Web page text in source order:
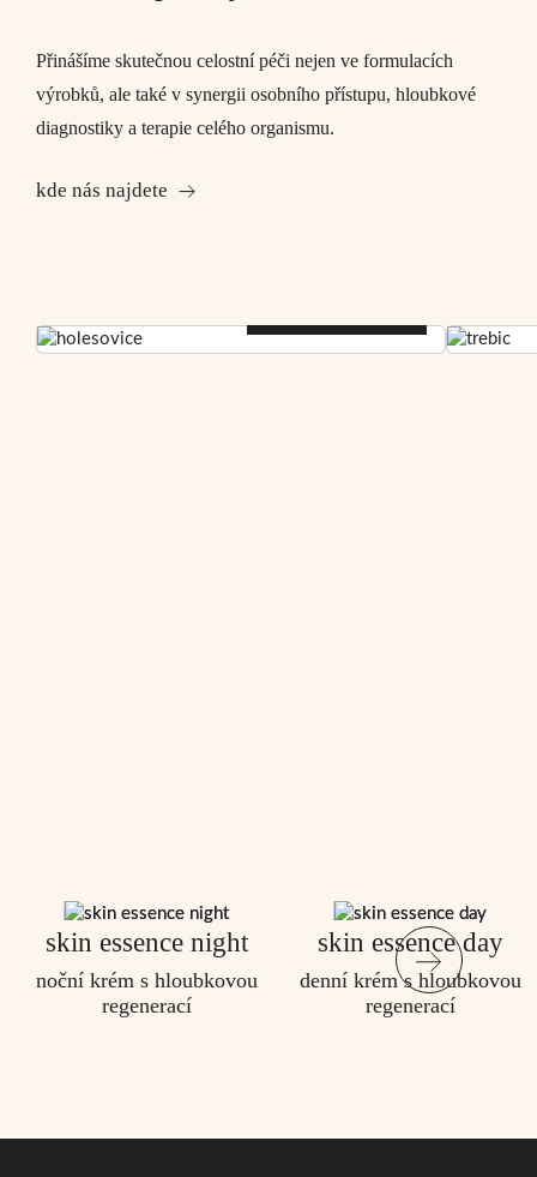
Přinášíme skutečnou celostní péči nejen ve formulacích
výrobků, ale také v synergii osobního přístupu, hloubkové
diagnostiky a terapie celého organismu.
kde nás najdete
skin essence night
noční krém s hloubkovou
regenerací
skin essence day
denní krém s hloubkovou
regenerací